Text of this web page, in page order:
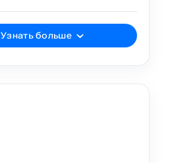
Узнать больше